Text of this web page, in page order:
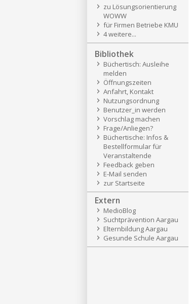
zu Lösungsorientierung
WOWW
für Firmen Betriebe KMU
4 weitere...
Bibliothek
Büchertisch: Ausleihe
melden
Öffnungszeiten
Anfahrt, Kontakt
Nutzungsordnung
Benutzer_in werden
Vorschlag machen
Frage/Anliegen?
Büchertische: Infos &
Bestellformular für
Veranstaltende
Feedback geben
E-Mail senden
zur Startseite
Extern
MedioBlog
Suchtprävention Aargau
Elternbildung Aargau
Gesunde Schule Aargau